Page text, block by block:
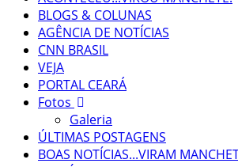
BLOGS & COLUNAS
AGÊNCIA DE NOTÍCIAS
CNN BRASIL
VEJA
PORTAL CEARÁ
Fotos
Galeria
ÚLTIMAS POSTAGENS
BOAS NOTÍCIAS...VIRAM